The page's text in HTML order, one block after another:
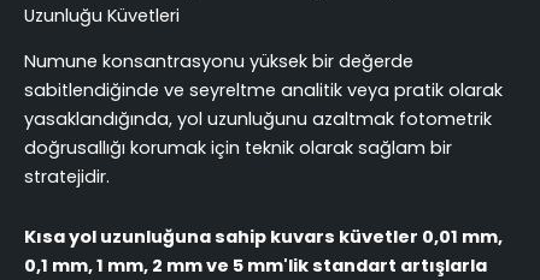
Uzunluğu Küvetleri
Numune konsantrasyonu yüksek bir değerde
sabitlendiğinde ve seyreltme analitik veya pratik olarak
yasaklandığında, yol uzunluğunu azaltmak fotometrik
doğrusallığı korumak için teknik olarak sağlam bir
stratejidir.
Kısa yol uzunluğuna sahip kuvars küvetler 0,01 mm,
0,1 mm, 1 mm, 2 mm ve 5 mm'lik standart artışlarla